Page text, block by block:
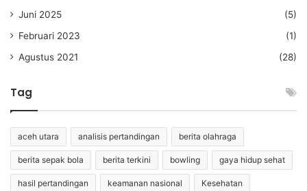
Juni 2025
(5)
Februari 2023
(1)
Agustus 2021
(28)
Tag
aceh utara analisis pertandingan berita olahraga
berita sepak bola berita terkini bowling gaya hidup sehat
hasil pertandingan keamanan nasional Kesehatan